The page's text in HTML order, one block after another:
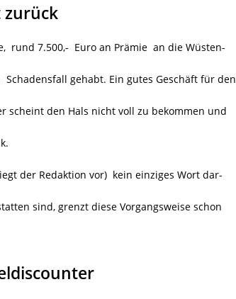
zurück
rund 7.500,- Euro an Prämie an die Wüsten-
Schadensfall gehabt. Ein gutes Geschäft für den
scheint den Hals nicht voll zu bekommen und
der Redaktion vor) kein einziges Wort dar-
sind, grenzt diese Vorgangsweise schon